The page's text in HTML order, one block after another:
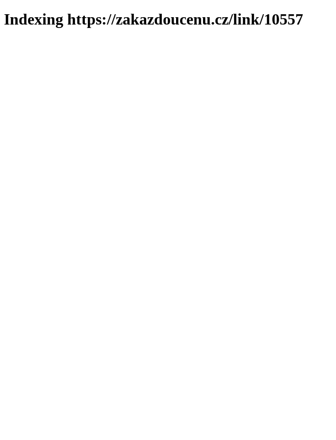
Indexing https://zakazdoucenu.cz/link/10557